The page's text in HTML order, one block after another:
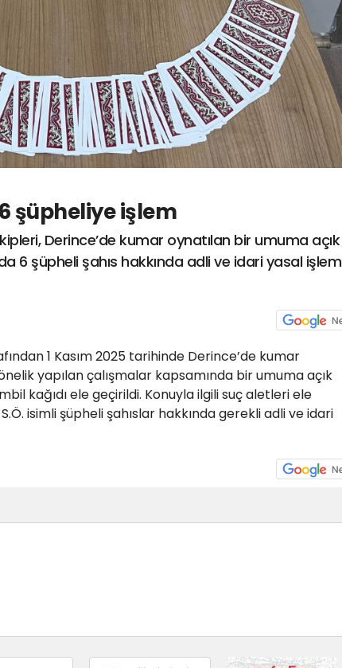
şüpheliye işlem
Derince’de kumar oynatılan bir umuma açık
6 şüpheli şahıs hakkında adli ve idari yasal işlem
1 Kasım 2025 tarihinde Derince’de kumar
yapılan çalışmalar kapsamında bir umuma açık
kağıdı ele geçirildi. Konuyla ilgili suç aletleri ele
S.Ö. isimli şüpheli şahıslar hakkında gerekli adli ve idari